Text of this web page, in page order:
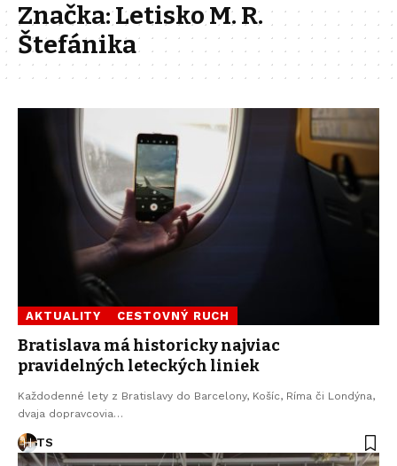
Značka:Letisko M. R.
Štefánika
AKTUALITY CESTOVNÝ RUCH
Bratislava má historicky najviac
pravidelných leteckých liniek
Každodenné lety z Bratislavy do Barcelony, Košíc, Ríma či Londýna,
dvaja dopravcovia…
TS